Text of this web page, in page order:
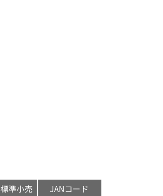
標準小売
JANコード